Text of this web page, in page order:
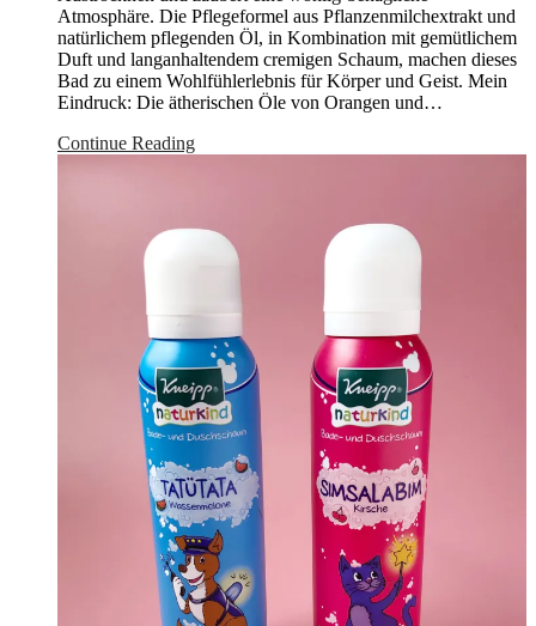
Atmosphäre. Die Pflegeformel aus Pflanzenmilchextrakt und
natürlichem pflegenden Öl, in Kombination mit gemütlichem
Duft und langanhaltendem cremigen Schaum, machen dieses
Bad zu einem Wohlfühlerlebnis für Körper und Geist. Mein
Eindruck: Die ätherischen Öle von Orangen und…
Continue Reading